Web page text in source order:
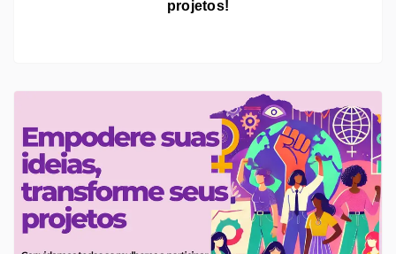
projetos!